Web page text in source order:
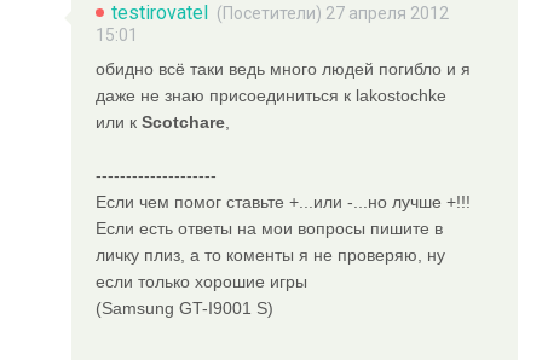
testirovatel
(Посетители) 27 апреля 2012
15:01
обидно всё таки ведь много людей погибло и я
даже не знаю присоединиться к lakostochke
или кScotcharе
--------------------
Если чем помог ставьте +...или -...но лучше +!!!
Если есть ответы на мои вопросы пишите в
личку плиз, а то коменты я не проверяю, ну
если только хорошие игры
(Samsung GT-I9001 S)